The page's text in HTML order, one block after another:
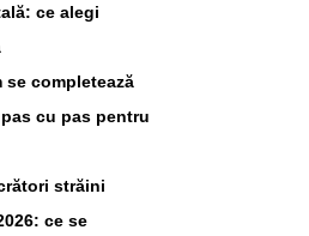
ce alegi
se completează
cu pas pentru
străini
ce se